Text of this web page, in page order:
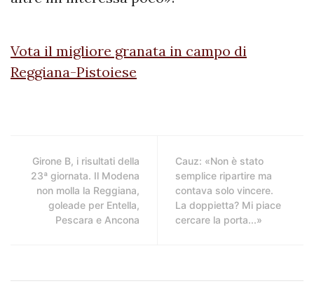
Vota il migliore granata in campo di
Reggiana-Pistoiese
Girone B, i risultati della
23ª giornata. Il Modena
non molla la Reggiana,
goleade per Entella,
Pescara e Ancona
Cauz: «Non è stato
semplice ripartire ma
contava solo vincere.
La doppietta? Mi piace
cercare la porta...»